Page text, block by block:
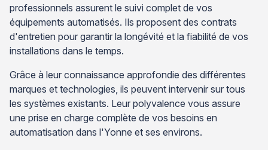
professionnels assurent le suivi complet de vos
équipements automatisés. Ils proposent des contrats
d'entretien pour garantir la longévité et la fiabilité de vos
installations dans le temps.
Grâce à leur connaissance approfondie des différentes
marques et technologies, ils peuvent intervenir sur tous
les systèmes existants. Leur polyvalence vous assure
une prise en charge complète de vos besoins en
automatisation dans l'Yonne et ses environs.